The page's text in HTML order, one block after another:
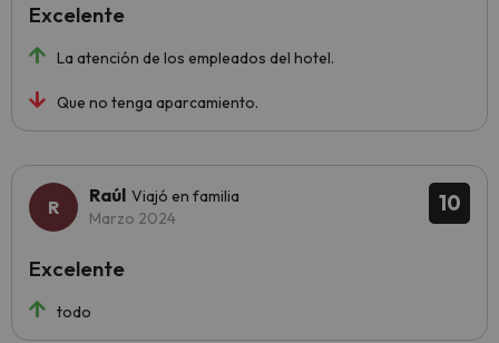
La atención de los empleados del hotel.
Que no tenga aparcamiento.
Excelente
10
Raúl Viajó en familia
Marzo 2024
todo
Excelente